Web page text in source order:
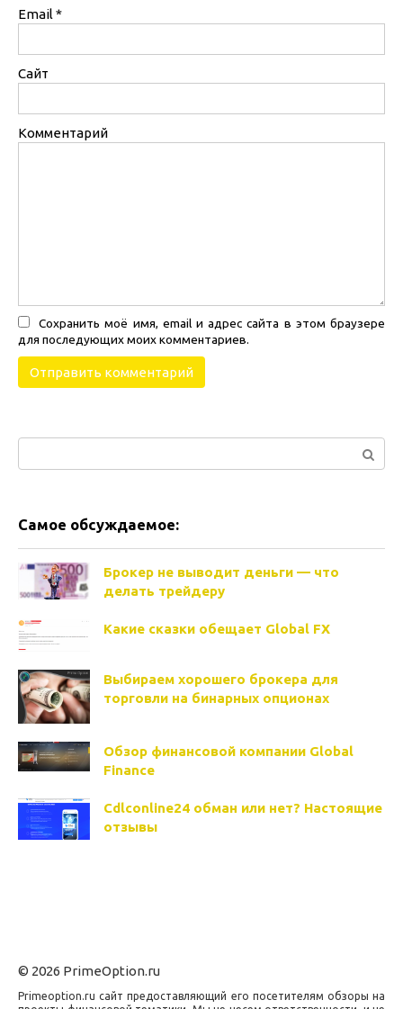
Email *
Сайт
Комментарий
Сохранить моё имя, email и адрес сайта в этом браузере
для последующих моих комментариев.
Самое обсуждаемое:
Брокер не выводит деньги — что
делать трейдеру
Какие сказки обещает Global FX
Выбираем хорошего брокера для
торговли на бинарных опционах
Обзор финансовой компании Global
Finance
Cdlconline24 обман или нет? Настоящие
отзывы
© 2026 PrimeOption.ru
Primeoption.ru сайт предоставляющий его посетителям обзоры на